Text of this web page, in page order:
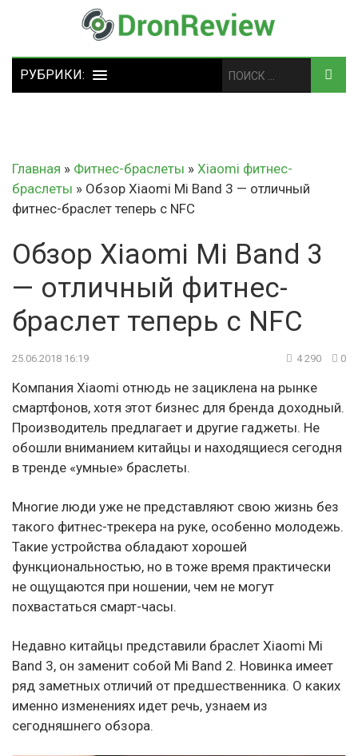
Главная » Фитнес-браслеты » Xiaomi фитнес-
браслеты » Обзор Xiaomi Mi Band 3 — отличный
фитнес-браслет теперь с NFC
Обзор Xiaomi Mi Band 3
— отличный фитнес-
браслет теперь с NFC
25.06.2018 16:19 4 290 0
Компания Xiaomi отнюдь не зациклена на рынке
смартфонов, хотя этот бизнес для бренда доходный.
Производитель предлагает и другие гаджеты. Не
обошли вниманием китайцы и находящиеся сегодня
в тренде «умные» браслеты.
Многие люди уже не представляют свою жизнь без
такого фитнес-трекера на руке, особенно молодежь.
Такие устройства обладают хорошей
функциональностью, но в тоже время практически
не ощущаются при ношении, чем не могут
похвастаться смарт-часы.
Недавно китайцы представили браслет Xiaomi Mi
Band 3, он заменит собой Mi Band 2. Новинка имеет
ряд заметных отличий от предшественника. О каких
именно изменениях идет речь, узнаем из
сегодняшнего обзора.